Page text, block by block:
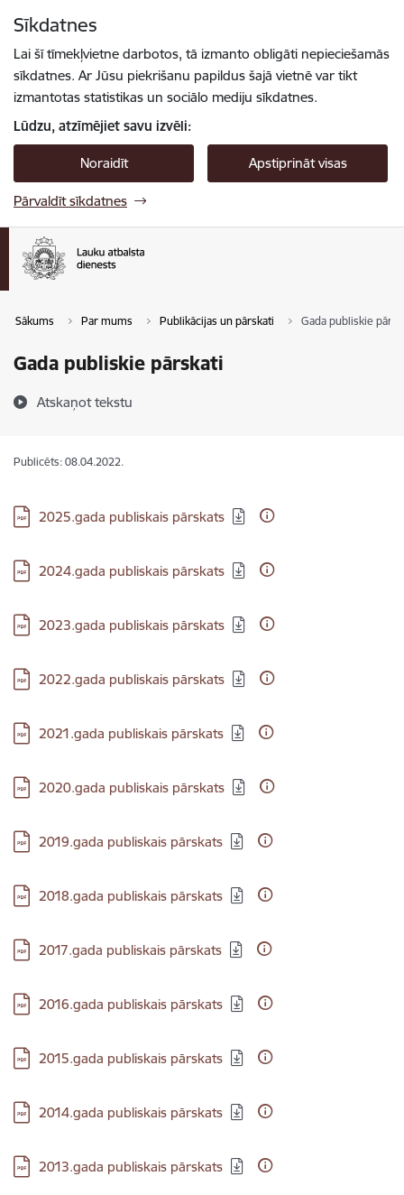
Sīkdatnes
Lai šī tīmekļvietne darbotos, tā izmanto obligāti nepieciešamās
sīkdatnes. Ar Jūsu piekrišanu papildus šajā vietnē var tikt
izmantotas statistikas un sociālo mediju sīkdatnes.
Lūdzu, atzīmējiet savu izvēli:
Noraidīt Apstiprināt visas
Pārvaldīt sīkdatnes
Sākums Par mums Publikācijas un pārskati Gada publiskie
Gada publiskie pārskati
Atskaņot tekstu
Publicēts: 08.04.2022.
Lejupielādēt:
2025.gada publiskais pārskats
Lejupielādēt:
2024.gada publiskais pārskats
Lejupielādēt:
2023.gada publiskais pārskats
Lejupielādēt:
2022.gada publiskais pārskats
Lejupielādēt:
2021.gada publiskais pārskats
Lejupielādēt:
2020.gada publiskais pārskats
Lejupielādēt:
2019.gada publiskais pārskats
Lejupielādēt:
2018.gada publiskais pārskats
Lejupielādēt:
2017.gada publiskais pārskats
Lejupielādēt:
2016.gada publiskais pārskats
Lejupielādēt:
2015.gada publiskais pārskats
Lejupielādēt:
2014.gada publiskais pārskats
Lejupielādēt:
2013.gada publiskais pārskats